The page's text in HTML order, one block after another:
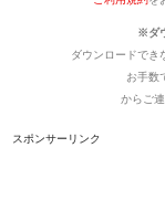
※ダ
ダウンロードでき
お手数
からご
スポンサーリンク